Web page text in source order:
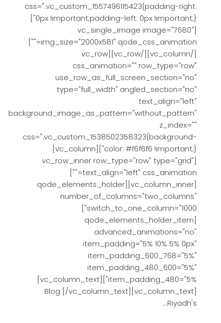
css=".vc_custom_1557496115423{padding-right:
0px !important;padding-left: 0px !important;}"]
[vc_single_image image="7680"
img_size="2000x581" qode_css_animation=""]
[/vc_column][/vc_row][vc_row
css_animation="" row_type="row"
use_row_as_full_screen_section="no"
type="full_width" angled_section="no"
text_align="left"
background_image_as_pattern="without_pattern"
z_index=""
css=".vc_custom_1538502358323{background-
color: #f6f6f6 !important;}"][vc_column]
[vc_row_inner row_type="row" type="grid"
text_align="left" css_animation=""]
[vc_column_inner][qode_elements_holder
number_of_columns="two_columns"
switch_to_one_column="1000"]
[qode_elements_holder_item
advanced_animations="no"
item_padding="5% 10% 5% 0px"
item_padding_600_768="5%"
item_padding_480_600="5%"
item_padding_480="5%"][vc_column_text]
Blog [/vc_column_text][vc_column_text]
Riyadh's...